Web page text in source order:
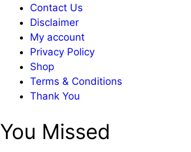
Contact Us
Disclaimer
My account
Privacy Policy
Shop
Terms & Conditions
Thank You
You Missed